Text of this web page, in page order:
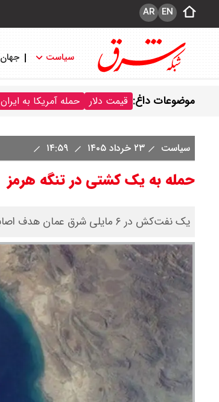
EN
AR
سیاست جهان
موضوعات داغ: قیمت دلار حمله آمریکا به ایران
سیاست ۲۳ خرداد ۱۴۰۵
حمله به یک کشتی در تنگه هرمز
یک نفت‌کش در ۶ مایلی شرق عمان هدف اصابت یک پرتابه ناشناخته قرار گرفته است.